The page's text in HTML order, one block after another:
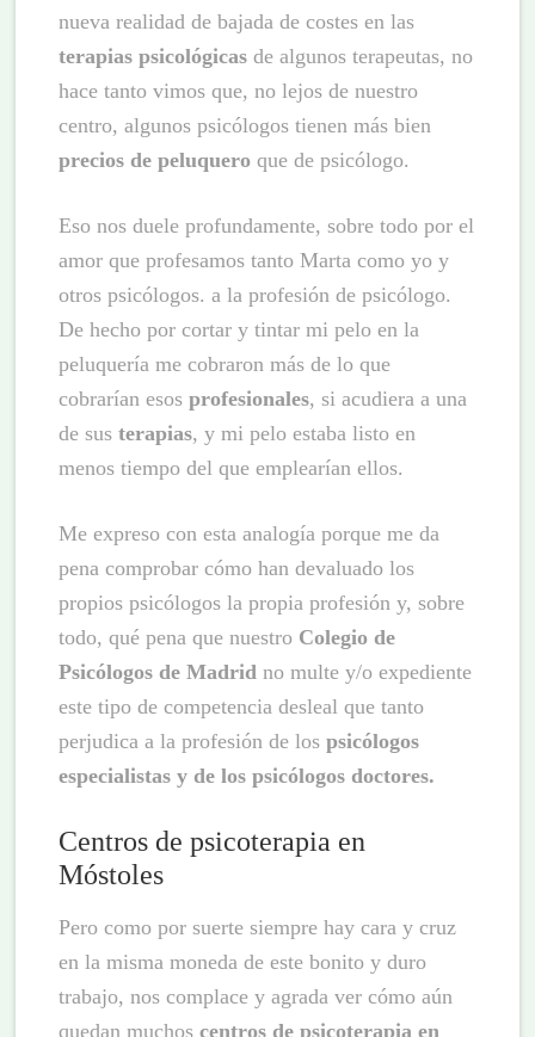
nueva realidad de bajada de costes en las
terapias psicológicas de algunos terapeutas, no
hace tanto vimos que, no lejos de nuestro
centro, algunos psicólogos tienen más bien
precios de peluquero que de psicólogo.
Eso nos duele profundamente, sobre todo por el
amor que profesamos tanto Marta como yo y
otros psicólogos. a la profesión de psicólogo.
De hecho por cortar y tintar mi pelo en la
peluquería me cobraron más de lo que
cobrarían esosprofesionales, si acudiera a una
de susterapias, y mi pelo estaba listo en
menos tiempo del que emplearían ellos.
Me expreso con esta analogía porque me da
pena comprobar cómo han devaluado los
propios psicólogos la propia profesión y, sobre
todo, qué pena que nuestro Colegio de
Psicólogos de Madrid no multe y/o expediente
este tipo de competencia desleal que tanto
perjudica a la profesión de lospsicólogos
especialistas y de los psicólogos doctores.
Centros de psicoterapia en
Móstoles
Pero como por suerte siempre hay cara y cruz
en la misma moneda de este bonito y duro
trabajo, nos complace y agrada ver cómo aún
quedan muchoscentros de psicoterapia en